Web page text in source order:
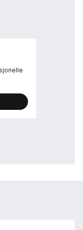
hud.
2 timer
glatt og sunn hud